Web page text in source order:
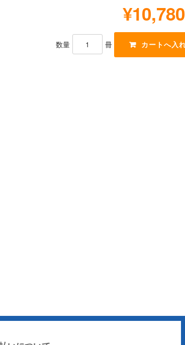
¥10,780
数量 冊